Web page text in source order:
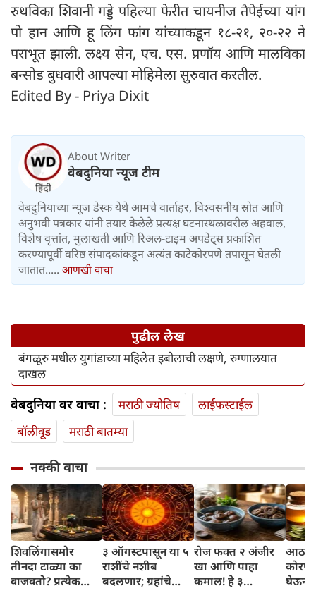
रुथविका शिवानी गड्डे पहिल्या फेरीत चायनीज तैपेईच्या यांग
पो हान आणि हू लिंग फांग यांच्याकडून १८-२१, २०-२२ ने
पराभूत झाली. लक्ष्य सेन, एच. एस. प्रणॉय आणि मालविका
बन्सोड बुधवारी आपल्या मोहिमेला सुरुवात करतील.
Edited By - Priya Dixit
About Writer
वेबदुनिया न्यूज टीम
वेबदुनियाच्या न्यूज डेस्क येथे आमचे वार्ताहर, विश्वसनीय स्रोत आणि
अनुभवी पत्रकार यांनी तयार केलेले प्रत्यक्ष घटनास्थळावरील अहवाल,
विशेष वृत्तांत, मुलाखती आणि रिअल-टाइम अपडेट्स प्रकाशित
करण्यापूर्वी वरिष्ठ संपादकांकडून अत्यंत काटेकोरपणे तपासून घेतली
जातात..... आणखी वाचा
पुढील लेख
बंगळूरु मधील युगांडाच्या महिलेत इबोलाची लक्षणे, रुग्णालयात
दाखल
वेबदुनिया वर वाचा : मराठी ज्योतिष
लाईफस्टाईल
बॉलीवूड
मराठी बातम्या
नक्की वाचा
शिवलिंगासमोर
तीनदा टाळ्या का
वाजवतो? प्रत्येक
३ ऑगस्टपासून या ५
राशींचे नशीब
बदलणार; ग्रहांचे
रोज फक्त २ अंजीर
खा आणि पाहा
कमाल! हे ३
घेऊन